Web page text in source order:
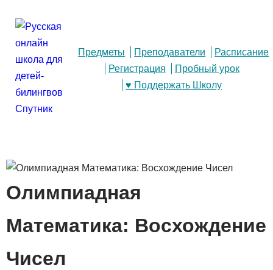
Предметы Преподаватели
Расписание
Регистрация
Пробный урок
♥ Поддержать Школу
Олимпиадная
Математика: Восхождение
Чисел